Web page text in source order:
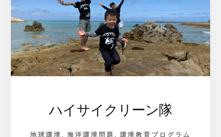
ハイサイクリーン隊
地球環境 , 海洋環境問題 , 環境教育プログラム